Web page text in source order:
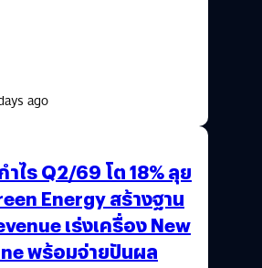
ago
ำไร Q2/69 โต 18% ลุย
Energy สร้างฐาน
เร่งเครื่อง New
พร้อมจ่ายปันผล